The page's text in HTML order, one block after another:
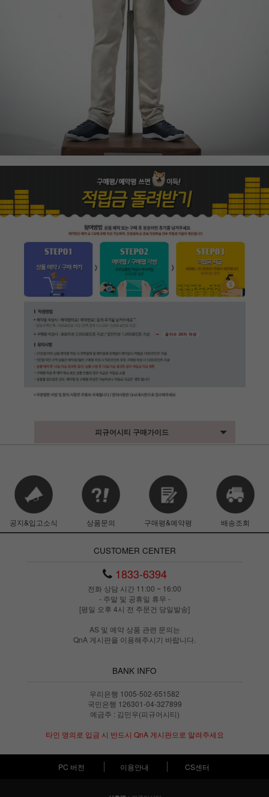
피규어시티 구매가이드
공지&입고소식 상품문의 구매평&예약평 배송조회
CUSTOMER CENTER
1833-6394
전화 상담 시간 11:00 ~ 16:00
- 주말 및 공휴일 휴무 -
[평일 오후 4시 전 주문건 당일발송]
AS 및 예약 상품 관련 문의는
QnA 게시판을 이용해주시기 바랍니다.
BANK INFO
우리은행 1005-502-651582
국민은행 126301-04-327899
예금주 : 김민우(피규어시티)
타인 명의로 입금 시 반드시 QnA 게시판으로 알려주세요
PC 버전 이용안내 CS센터